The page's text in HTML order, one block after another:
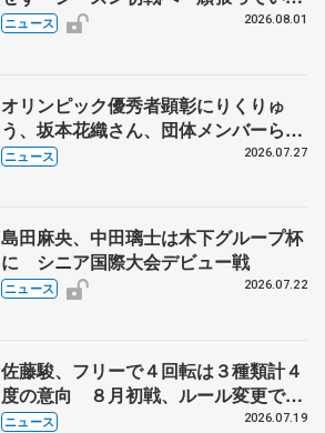
ます」
ニュース 2026.08.01
オリンピック優秀者顕彰にりくりゅ
う、坂本花織さん、団体メンバーら
8月7日に文科省が表彰式、ブルーノ・
ニュース 2026.07.27
島田麻央、中田璃士は木下グループ杯
に シニア国際大会デビュー戦
ニュース 2026.07.22
佐藤駿、フリーで４回転は３種類計４
度の意向 ８月初戦、ルール変更で
「点数の出方確認したい」
ニュース 2026.07.19